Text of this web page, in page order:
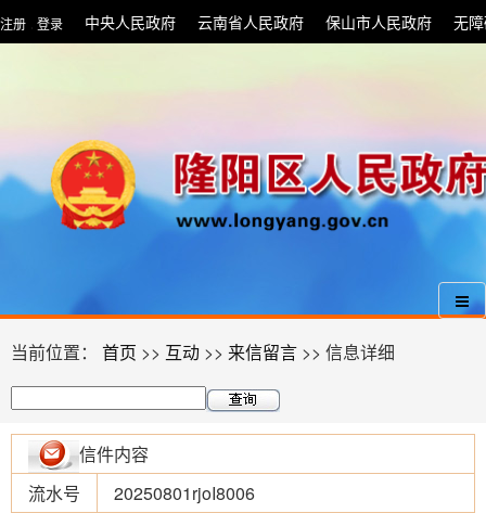
注册 | 登录 中央人民政府 云南省人民政府 保山市人民政府 无
当前位置： 首页 >> 互动 >> 来信留言 >> 信息详细
信件内容
流水号
20250801rjoI8006